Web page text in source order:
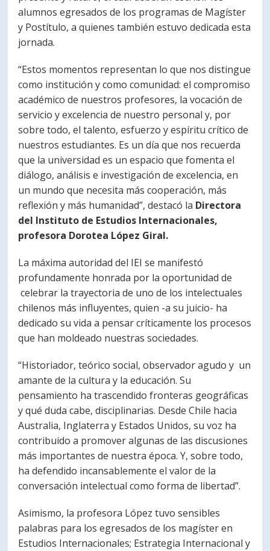
alumnos egresados de los programas de Magíster
y Postítulo, a quienes también estuvo dedicada esta
jornada.
“Estos momentos representan lo que nos distingue
como institución y como comunidad: el compromiso
académico de nuestros profesores, la vocación de
servicio y excelencia de nuestro personal y, por
sobre todo, el talento, esfuerzo y espíritu crítico de
nuestros estudiantes. Es un día que nos recuerda
que la universidad es un espacio que fomenta el
diálogo, análisis e investigación de excelencia, en
un mundo que necesita más cooperación, más
reflexión y más humanidad”, destacó la Directora
del Instituto de Estudios Internacionales,
profesora Dorotea López Giral.
La máxima autoridad del IEI se manifestó
profundamente honrada por la oportunidad de
celebrar la trayectoria de uno de los intelectuales
chilenos más influyentes, quien -a su juicio- ha
dedicado su vida a pensar críticamente los procesos
que han moldeado nuestras sociedades.
“Historiador, teórico social, observador agudo y un
amante de la cultura y la educación. Su
pensamiento ha trascendido fronteras geográficas
y qué duda cabe, disciplinarias. Desde Chile hacia
Australia, Inglaterra y Estados Unidos, su voz ha
contribuido a promover algunas de las discusiones
más importantes de nuestra época. Y, sobre todo,
ha defendido incansablemente el valor de la
conversación intelectual como forma de libertad”.
Asimismo, la profesora López tuvo sensibles
palabras para los egresados de los magíster en
Estudios Internacionales; Estrategia Internacional y